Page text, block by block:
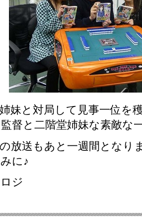
妹と対局して見事一位を
督と二階堂姉妹な素敵な
放送もあと一週間となり
に♪
ジ